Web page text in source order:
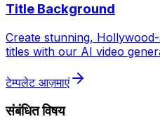
Title Background
Create stunning,
titles with our AI video
टेम्पलेट आज़माएं
संबंधित विषय